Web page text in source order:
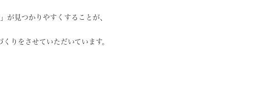
が見つかりやすくすることが、
くりをさせていただいています。